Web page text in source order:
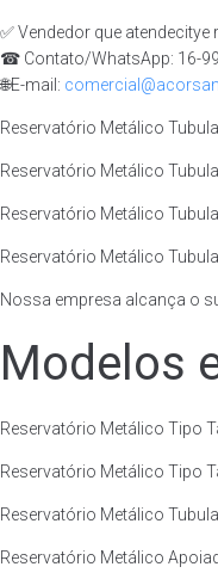
✅ Vendedor que
☎ Contato/WhatsApp: 16-
🌐E-mail:
Reservatório Metálico
Reservatório Metálico
Reservatório Metálico
Reservatório Metálico
Nossa empresa alcança o
Modelos
Reservatório Metálico Tipo
Reservatório Metálico Tipo
Reservatório Metálico
Reservatório Metálico